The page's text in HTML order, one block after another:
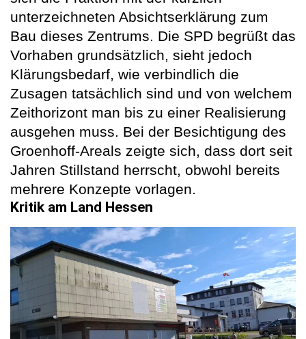
unterzeichneten Absichtserklärung zum
Bau dieses Zentrums. Die SPD begrüßt das
Vorhaben grundsätzlich, sieht jedoch
Klärungsbedarf, wie verbindlich die
Zusagen tatsächlich sind und von welchem
Zeithorizont man bis zu einer Realisierung
ausgehen muss. Bei der Besichtigung des
Groenhoff-Areals zeigte sich, dass dort seit
Jahren Stillstand herrscht, obwohl bereits
mehrere Konzepte vorlagen.
Kritik am Land Hessen